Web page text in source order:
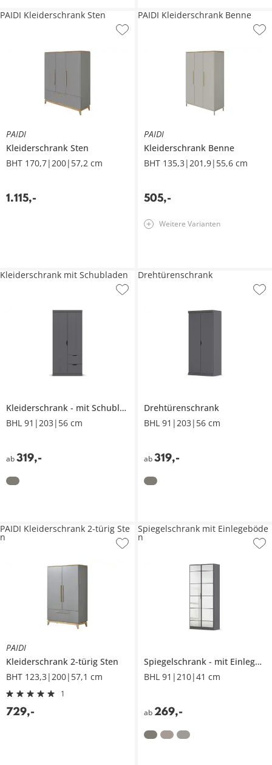
PAIDI
Kleiderschrank Sten
BHT 170,7|200|57,2 cm
1.115,-
PAIDI Kleiderschrank Sten
PAIDI
Kleiderschrank Benne
BHT 135,3|201,9|55,6 cm
505,-
PAIDI Kleiderschrank Benne
Weitere Varianten
Kleiderschrank
mit Schubladen
BHL 91|203|56 cm
ab319,-
Kleiderschrank mit Schubladen
Drehtürenschrank
BHL 91|203|56 cm
ab 319,-
Drehtürenschrank
PAIDI
Kleiderschrank 2-türig Sten
BHT 123,3|200|57,1 cm
1
729,-
PAIDI Kleiderschrank 2-türig Ste
n
Spiegelschrank
mit Einlegeböden
BHL 91|210|41 cm
ab 269,-
Spiegelschrank mit Einlegeböde
n